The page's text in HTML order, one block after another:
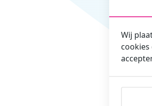
dat je als
Met
meer
gezondheid
Wij